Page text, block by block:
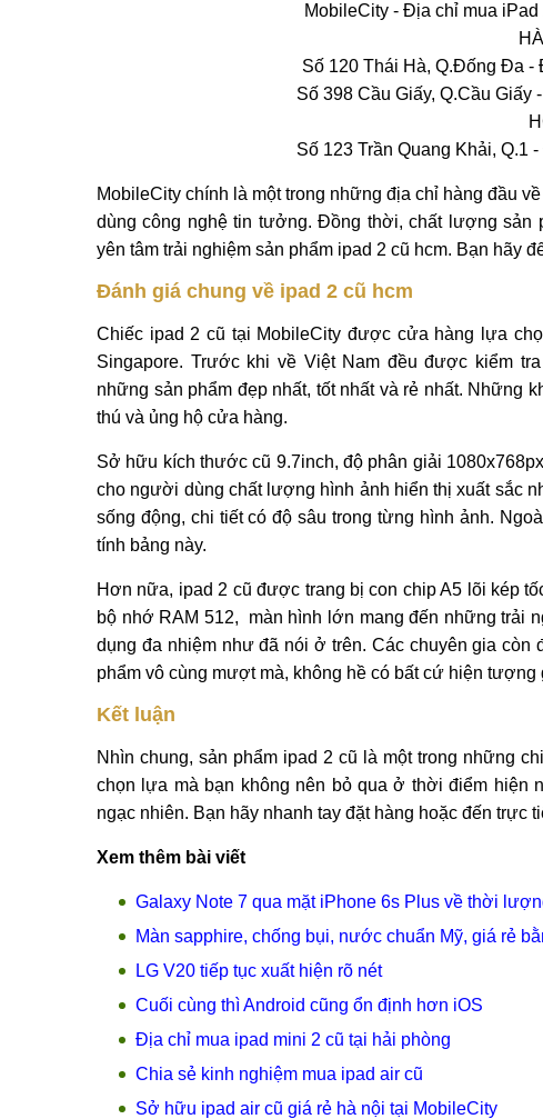
MobileCity - Địa chỉ mua
Số 120 Thái Hà, Q.Đống Đa -
Số 398 Cầu Giấy, Q.Cầu Giấy
Số 123 Trần Quang Khải, Q.1
MobileCity chính là một trong những địa chỉ hàng đầu
dùng công nghệ tin tưởng. Đồng thời, chất lượng sản
yên tâm trải nghiệm sản phẩm ipad 2 cũ hcm. Bạn hãy
Đánh giá chung về ipad 2 cũ hcm
Chiếc ipad 2 cũ tại MobileCity được cửa hàng lựa
Singapore. Trước khi về Việt Nam đều được kiểm
những sản phẩm đẹp nhất, tốt nhất và rẻ nhất. Những
thú và ủng hộ cửa hàng.
Sở hữu kích thước cũ 9.7inch, độ phân giải
cho người dùng chất lượng hình ảnh hiển thị xuất sắc
sống động, chi tiết có độ sâu trong từng hình ảnh.
tính bảng này.
Hơn nữa, ipad 2 cũ được trang bị con chip A5 lõi kép
bộ nhớ RAM 512, màn hình lớn mang đến những trải
dụng đa nhiệm như đã nói ở trên. Các chuyên gia còn
phẩm vô cùng mượt mà, không hề có bất cứ hiện tượng
Kết luận
Nhìn chung, sản phẩm ipad 2 cũ là một trong những
chọn lựa mà bạn không nên bỏ qua ở thời điểm hiện
ngạc nhiên. Bạn hãy nhanh tay đặt hàng hoặc đến trực
Xem thêm bài viết
Galaxy Note 7 qua mặt iPhone 6s Plus về thời
Màn sapphire, chống bụi, nước chuẩn Mỹ, giá rẻ
LG V20 tiếp tục xuất hiện rõ nét
Cuối cùng thì Android cũng ổn định hơn iOS
Địa chỉ mua ipad mini 2 cũ tại hải phòng
Chia sẻ kinh nghiệm mua ipad air cũ
Sở hữu ipad air cũ giá rẻ hà nội tại MobileCity